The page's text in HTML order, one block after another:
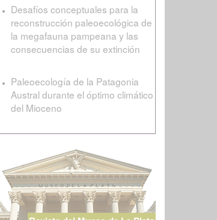
Desafíos conceptuales para la
reconstrucción paleoecológica de
la megafauna pampeana y las
consecuencias de su extinción
Paleoecología de la Patagonia
Austral durante el óptimo climático
del Mioceno